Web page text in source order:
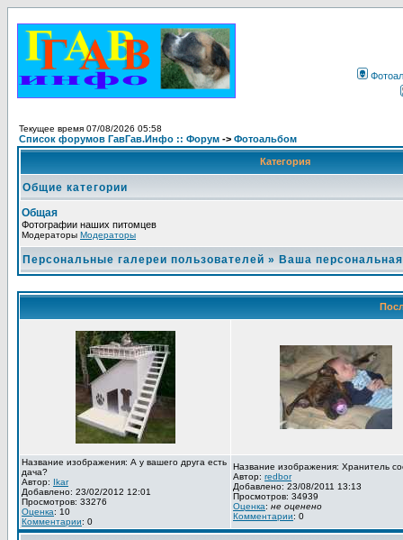
Текущее время 07/08/2026 05:58
Список форумов ГавГав.Инфо :: Форум -> Фотоальбом
Категория
Общие категории
Общая
Фотографии наших питомцев
Модераторы Модераторы
Персональные галереи пользователей » Ваша
Название изображения: А у вашего друга есть
дача?
Автор: Ikar
Добавлено: 23/02/2012 12:01
Просмотров: 33276
Оценка: 10
Комментарии: 0
Название изображения: Хранитель
Автор: redbor
Добавлено: 23/08/2011 13:13
Просмотров: 34939
Оценка: не оценено
Комментарии: 0